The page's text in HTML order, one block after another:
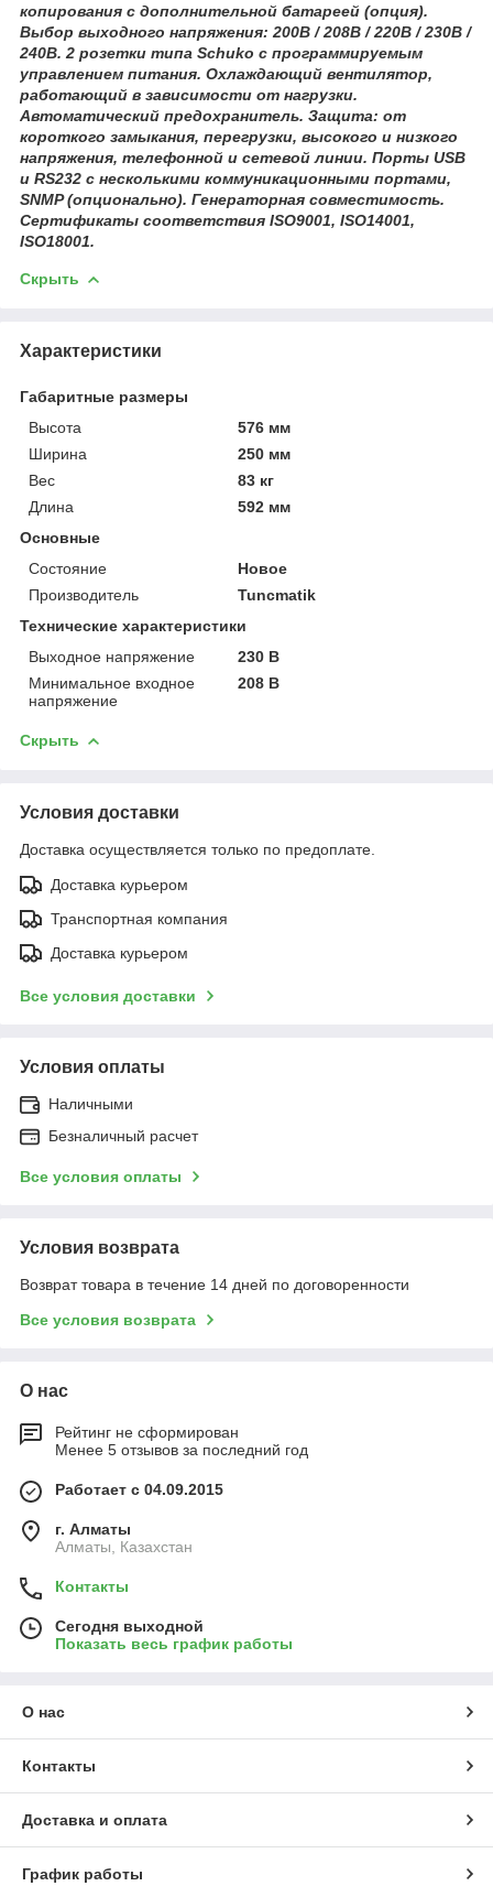
копирования с дополнительной батареей (опция).
Выбор выходного напряжения: 200В / 208В / 220В / 230В /
240В. 2 розетки типа Schuko с программируемым
управлением питания. Охлаждающий вентилятор,
работающий в зависимости от нагрузки.
Автоматический предохранитель. Защита: от
короткого замыкания, перегрузки, высокого и низкого
напряжения, телефонной и сетевой линии. Порты USB
и RS232 с несколькими коммуникационными портами,
SNMP (опционально). Генераторная совместимость.
Сертификаты соответствия ISO9001, ISO14001,
ISO18001.
Скрыть
Характеристики
Габаритные размеры
Высота
576 мм
Ширина
250 мм
Вес
83 кг
Длина
592 мм
Основные
Состояние
Новое
Производитель
Tuncmatik
Технические характеристики
Выходное напряжение
230 В
Минимальное входное
напряжение
208 В
Скрыть
Условия доставки
Доставка осуществляется только по предоплате.
Доставка курьером
Транспортная компания
Доставка курьером
Все условия доставки
Условия оплаты
Наличными
Безналичный расчет
Все условия оплаты
Условия возврата
Возврат товара в течение 14 дней по договоренности
Все условия возврата
О нас
Рейтинг не сформирован
Менее 5 отзывов за последний год
Работает с 04.09.2015
г. Алматы
Алматы, Казахстан
Контакты
Сегодня выходной
Показать весь график работы
О нас
Контакты
Доставка и оплата
График работы